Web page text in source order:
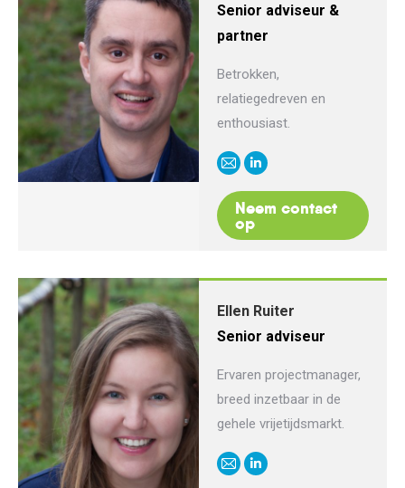
Senior adviseur &
partner
Betrokken,
relatiegedreven en
enthousiast.
E-
mail
Linkedin
Neem contact
op
Ellen Ruiter
Senior adviseur
Ervaren projectmanager,
breed inzetbaar in de
gehele vrijetijdsmarkt.
E-
Linkedin